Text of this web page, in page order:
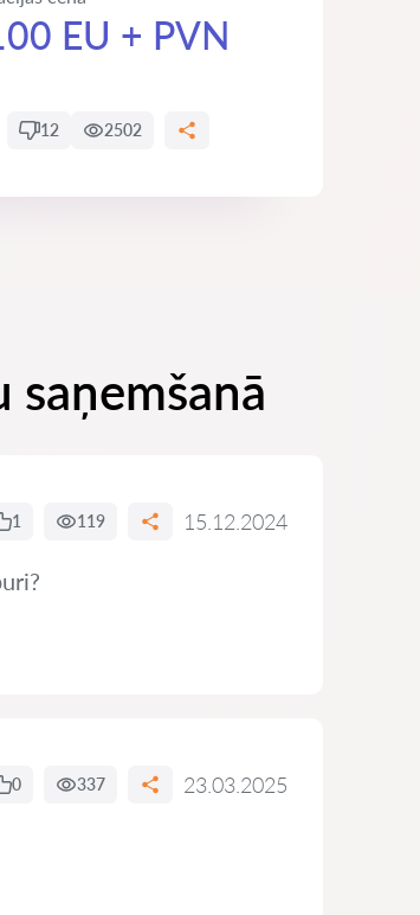
EU + PVN
12 2502
1 119 15.12.2024
0 337 23.03.2025